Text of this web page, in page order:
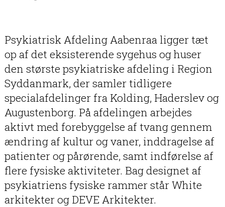
Psykiatrisk Afdeling Aabenraa ligger tæt
op af det eksisterende sygehus og huser
den største psykiatriske afdeling i Region
Syddanmark, der samler tidligere
specialafdelinger fra Kolding, Haderslev og
Augustenborg. På afdelingen arbejdes
aktivt med forebyggelse af tvang gennem
ændring af kultur og vaner, inddragelse af
patienter og pårørende, samt indførelse af
flere fysiske aktiviteter. Bag designet af
psykiatriens fysiske rammer står White
arkitekter og DEVE Arkitekter.